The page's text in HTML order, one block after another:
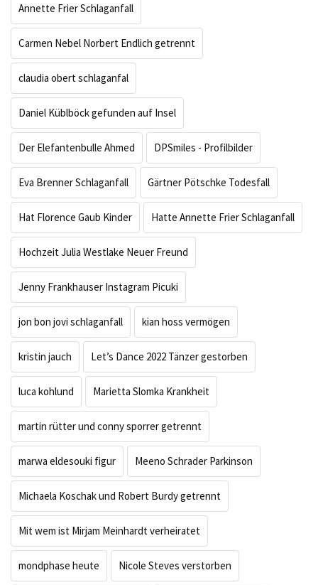
Annette Frier Schlaganfall
Carmen Nebel Norbert Endlich getrennt
claudia obert schlaganfal
Daniel Küblböck gefunden auf Insel
Der Elefantenbulle Ahmed DPSmiles - Profilbilder
Eva Brenner Schlaganfall Gärtner Pötschke Todesfall
Hat Florence Gaub Kinder Hatte Annette Frier Schlaganfall
Hochzeit Julia Westlake Neuer Freund
Jenny Frankhauser Instagram Picuki
jon bon jovi schlaganfall kian hoss vermögen
kristin jauch Let’s Dance 2022 Tänzer gestorben
luca kohlund Marietta Slomka Krankheit
martin rütter und conny sporrer getrennt
marwa eldesouki figur Meeno Schrader Parkinson
Michaela Koschak und Robert Burdy getrennt
Mit wem ist Mirjam Meinhardt verheiratet
mondphase heute Nicole Steves verstorben